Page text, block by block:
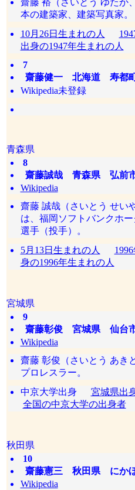
齋藤 裕（さいとう ゆたか
本の建築家、建築写真家。
10月26日生まれの人
出身の1947年生まれの人
7
齋藤健一 北海道 寿都
Wikipedia未登録
青森県
8
齋藤誠哉 青森県 弘前
Wikipedia
齋藤 誠哉（さいとう せい
は、福岡ソフトバンクホ
選手（投手）。
5月13日生まれの人
身の1996年生まれの人
宮城県
9
齋藤彰俊 宮城県 仙台
Wikipedia
齋藤 彰俊（さいとう あき
プロレスラー。
中京大学出身 宮城県出
全国の中京大学の出身者
秋田県
10
齋藤憲三 秋田県 にか
Wikipedia